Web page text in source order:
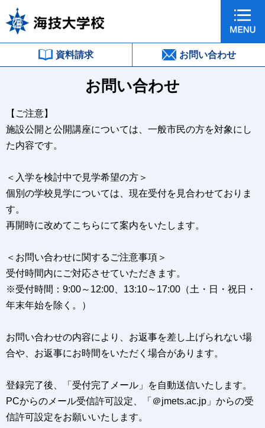
資料請求 お問い合わせ
お問い合わせ
【ご注意】
施設公開と公開講座については、一般市民の方を対象にし
た内容です。
＜入学を検討中で見学希望の方＞
個別の学校見学については、現在受付を見合わせておりま
す。
再開時に改めてこちらにて案内をいたします。
＜お問い合わせに関するご注意事項＞
受付時間内にご対応させていただきます。
※受付時間：9:00～12:00、13:10～17:00（土・日・祝日・
年末年始を除く。）
お問い合わせの内容により、お返事を差し上げられない場
合や、お返事にお時間をいただく場合があります。
登録完了後、「受付完了メール」を自動送信いたします。
PCからのメール受信許可設定、「＠jmets.ac.jp」からの受
信許可設定をお願いいたします。